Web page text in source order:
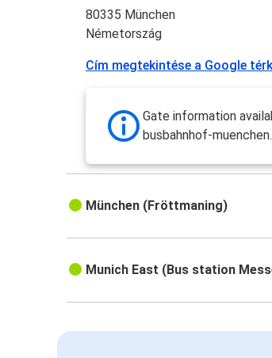
80335 München
Németország
Cím megtekintése a Google
Gate information
busbahnhof-
München (Fröttmaning)
Munich East (Bus station